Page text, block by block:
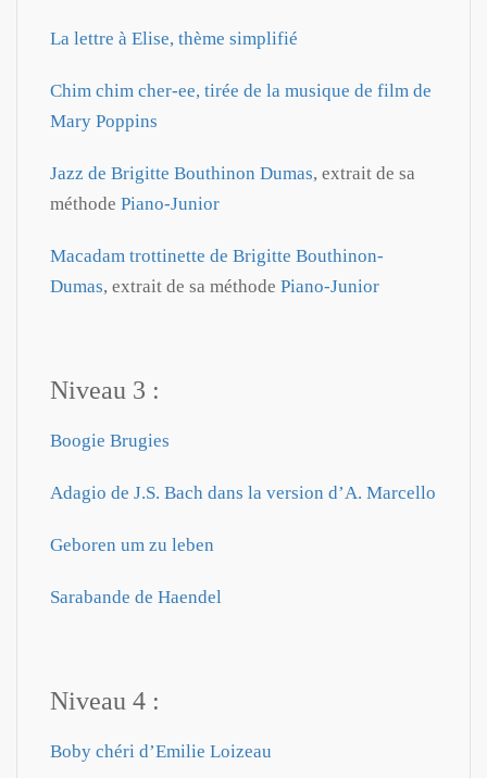
La lettre à Elise, thème simplifié
Chim chim cher-ee, tirée de la musique de film de
Mary Poppins
Jazz de Brigitte Bouthinon Dumas, extrait de sa
méthode Piano-Junior
Macadam trottinette de Brigitte Bouthinon-
Dumas, extrait de sa méthode Piano-Junior
Niveau 3 :
Boogie Brugies
Adagio de J.S. Bach dans la version d’A. Marcello
Geboren um zu leben
Sarabande de Haendel
Niveau 4 :
Boby chéri d’Emilie Loizeau